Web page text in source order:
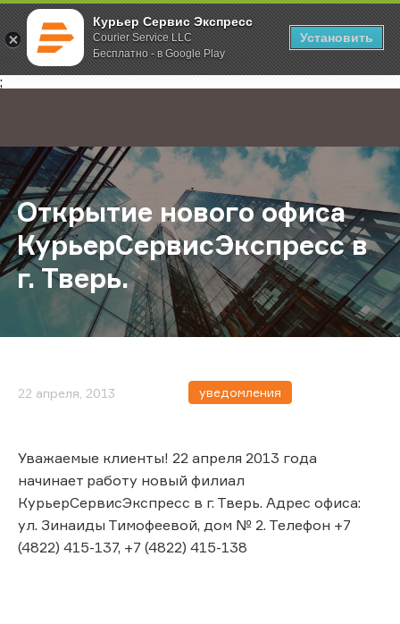
Курьер Сервис Экспресс
Courier Service LLC
Бесплатно - в Google Play
Установить
;
Главная О компании Новости Открытие нового офиса
Открытие нового офиса
КурьерСервисЭкспресс в
г. Тверь.
22 апреля, 2013 уведомления
Уважаемые клиенты! 22 апреля 2013 года
начинает работу новый филиал
КурьерСервисЭкспресс в г. Тверь. Адрес офиса:
ул. Зинаиды Тимофеевой, дом № 2. Телефон +7
(4822) 415-137, +7 (4822) 415-138